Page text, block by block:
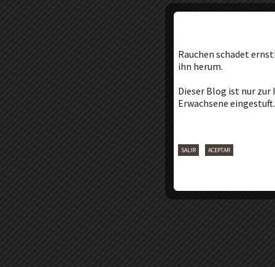
Rauchen schadet
ihn herum.
Dieser Blog ist nur zur
Erwachsene eingestuft.
SALIR ACEPTAR